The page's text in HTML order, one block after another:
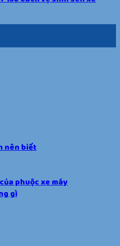
nên biết
phuộc xe máy
gì